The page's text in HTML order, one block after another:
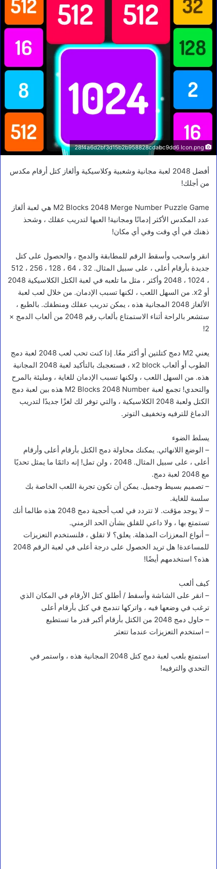
أفضل 2048 لعبة مجانية وشعبية وكلاسيكية وألغاز كتل أرقام مكدس
من أجلك!
M2 Blocks 2048 Merge Number Puzzle Game هي لعبة ألغاز
عدد المكدس الأكثر إدمانًا ومجانية! العبها لتدريب عقلك ، وشحذ
ذهنك في أي وقت وفي أي مكان!
انقر واسحب وأسقط الرقم للمطابقة والدمج ، والحصول على كتل
جديدة بأرقام أعلى ، على سبيل المثال. 32 ، 64 ، 128 ، 256 ، 512
، 1024 ، 2048 وأكثر ، مثل ما تلعبه في لعبة الكتل الكلاسيكية 2048
أو x2. من السهل اللعب ، لكنها تسبب الإدمان. من خلال لعب لعبة
الألغاز 2048 المجانية هذه ، يمكن تدريب عقلك ومنطقك. بالطبع ،
ستشعر بالراحة أثناء الاستمتاع بألعاب رقم 2048 من ألعاب الدمج ×
2!
يعني M2 دمج كتلتين أو أكثر معًا. إذا كنت تحب لعب 2048 لعبة دمج
الطوب أو ألعاب x2 block ، فستعجبك بالتأكيد لعبة 2048 المجانية
هذه. من السهل اللعب ، ولكنها تسبب الإدمان للغاية ، ومليئة بالمرح
والتحدي! تجمع لعبة M2 Blocks 2048 Number هذه بين لعبة دمج
الكتل ولعبة 2048 الكلاسيكية ، والتي توفر لك لغزًا جديدًا لتدريب
الدماغ للترفيه وتخفيف التوتر.
يسلط الضوء
– الوضع اللانهائي. يمكنك محاولة دمج الكتل بأرقام أعلى وأرقام
أعلى ، على سبيل المثال. 2048 ، ولن تمل! إنه دائمًا ما يمثل تحديًا
مع 2048 لعبة دمج.
– تصميم بسيط وجميل. يمكن أن تكون تجربة اللعب الخاصة بك
سلسة للغاية.
– لا يوجد مؤقت. لا تتردد في لعب أحجية دمج 2048 هذه طالما أنك
تستمتع بها ، ولا داعي للقلق بشأن الحد الزمني.
– أنواع المعززات المذهلة. يعلق؟ لا تقلق ، فلنستخدم التعزيزات
للمساعدة! هل تريد الحصول على درجة أعلى في لعبة الرقم 2048
هذه؟ استخدمهم أيضًا!
كيف ألعب
– انقر على الشاشة وأسقط / أطلق كتل الأرقام في المكان الذي
ترغب في وضعها فيه ، واتركها تندمج في كتل بأرقام أعلى
– حاول دمج 2048 من الكتل بأرقام أكبر قدر ما تستطيع
– استخدم التعزيزات عندما تتعثر
استمتع بلعب لعبة دمج كتل 2048 المجانية هذه ، واستمر في
التحدي والترفيه!